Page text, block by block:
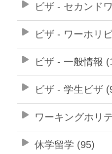
ビザ - セカンド
ビザ - ワーホリ
ビザ - 一般情報
ビザ - 学生ビザ
ワーキングホリ
休学留学 (95)